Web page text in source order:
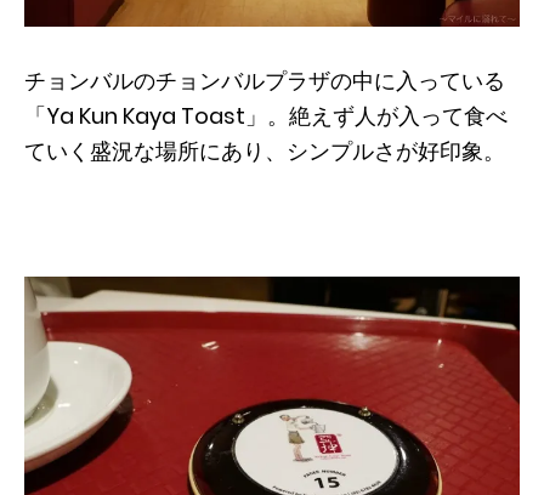
チョンバルのチョンバルプラザの中に入っている
「Ya Kun Kaya Toast」。絶えず人が入って食べ
ていく盛況な場所にあり、シンプルさが好印象。